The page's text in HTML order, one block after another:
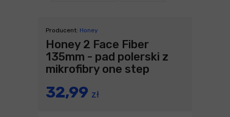
Producent: Honey
Honey 2 Face Fiber
135mm - pad polerski z
mikrofibry one step
32,99 zł